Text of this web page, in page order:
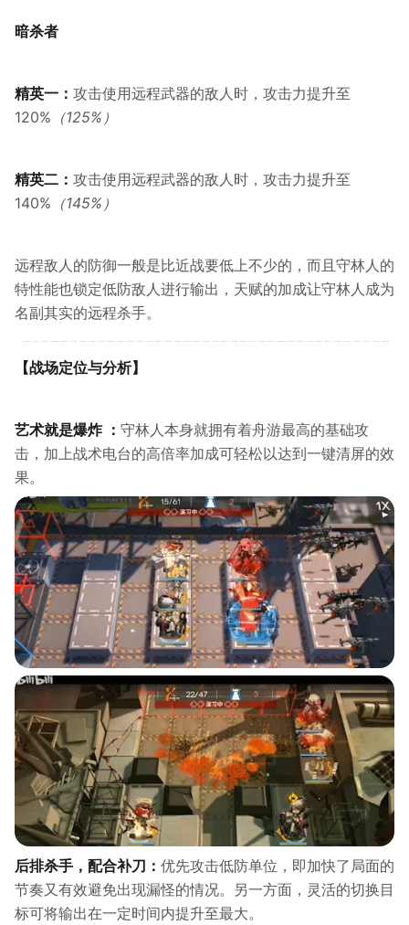
暗杀者
精英一： 攻击使用远程武器的敌人时，攻击力提升至
120% （125%）
精英二： 攻击使用远程武器的敌人时，攻击力提升至
140% （145%）
远程敌人的防御一般是比近战要低上不少的，而且守林人的
特性能也锁定低防敌人进行输出，天赋的加成让守林人成为
名副其实的远程杀手。
【战场定位与分析】
艺术就是爆炸 ： 守林人本身就拥有着舟游最高的基础攻
击，加上战术电台的高倍率加成可轻松以达到一键清屏的效
果。
后排杀手，配合补刀： 优先攻击低防单位，即加快了局面的
节奏又有效避免出现漏怪的情况。另一方面，灵活的切换目
标可将输出在一定时间内提升至最大。